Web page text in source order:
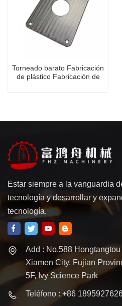
Torneado barato Fabricación
de plástico Fabricación de
Estar siempre a la vanguardia
tecnología y desarrollar y
tecnología.
Add : No.588
Xiamen City, Fujian
5F, Ivy Science Park
Teléfono : +86